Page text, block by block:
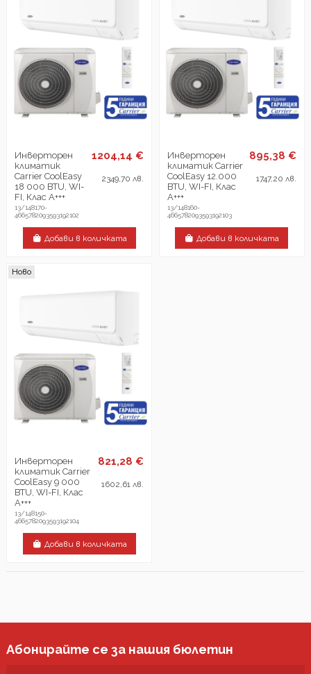
Инверторен
климатик
Carrier CoolEasy
18 000 BTU, WI-
FI, Клас А+++
13/148170-
4665782093593192102
1204,14 €
2349,70 лв.
Добави в количката
Инверторен
климатик Carrier
CoolEasy 12.000
BTU, WI-FI, Клас
А+++
13/148160-
4665782093593192103
895,38 €
1747,20 лв.
Добави в количката
Ново
Инверторен
климатик Carrier
CoolEasy 9 000
BTU, WI-FI, Клас
А+++
13/148150-
4665782093593192104
821,28 €
1602,61 лв.
Добави в количката
Абонирайте се за нашия бюлетин